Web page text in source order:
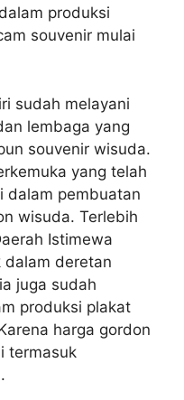
produksi
souvenir mulai
sudah melayani
lembaga yang
souvenir wisuda.
yang telah
dalam pembuatan
wisuda. Terlebih
Istimewa
dalam deretan
juga sudah
produksi plakat
harga gordon
termasuk